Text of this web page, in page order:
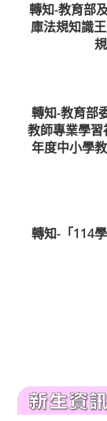
轉知-教育部
庫法規知識
轉知-教育部
教師專業學
年度中小學
轉知-「114